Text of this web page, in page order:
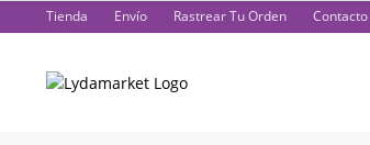
al
Tienda Envío Rastrear Tu Orden Contacto